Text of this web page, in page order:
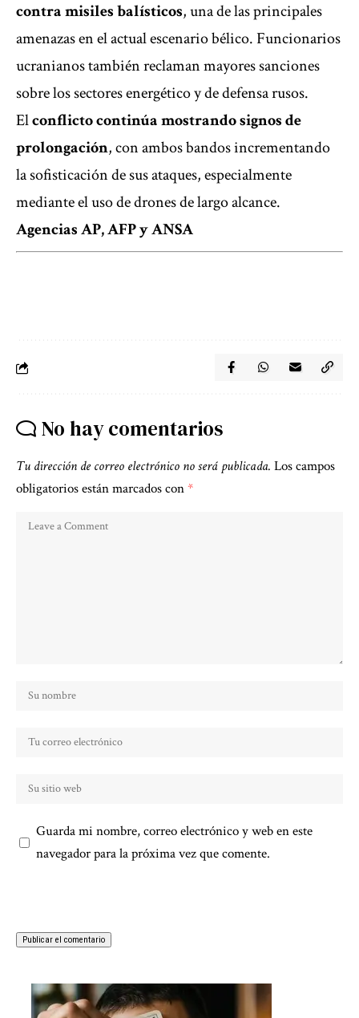
contra misiles balísticos, una de las principales
amenazas en el actual escenario bélico. Funcionarios
ucranianos también reclaman mayores sanciones
sobre los sectores energético y de defensa rusos.
Elconflicto continúa mostrando signos de
prolongación, con ambos bandos incrementando
la sofisticación de sus ataques, especialmente
mediante el uso de drones de largo alcance.
Agencias AP, AFP y ANSA
No hay comentarios
Tu dirección de correo electrónico no será publicada. Los campos
obligatorios están marcados con*
Guarda mi nombre, correo electrónico y web en este
navegador para la próxima vez que comente.